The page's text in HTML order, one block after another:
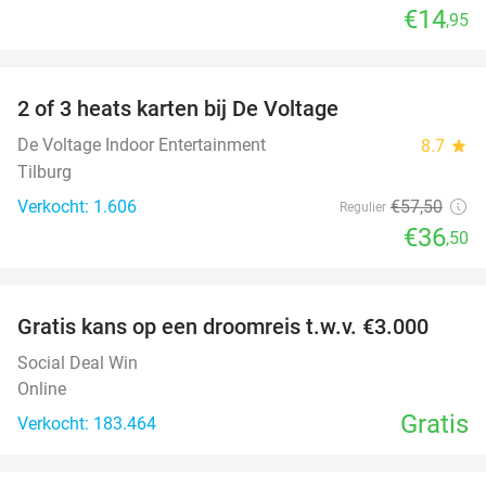
€14,95
2 of 3 heats karten bij De Voltage
De Voltage Indoor Entertainment 8.7 star
Tilburg
Verkocht: 1.606
Regulier €57,50
€36,50
Gratis kans op een droomreis t.w.v. €3.000
Social Deal Win
Online
Verkocht: 183.464
Gratis